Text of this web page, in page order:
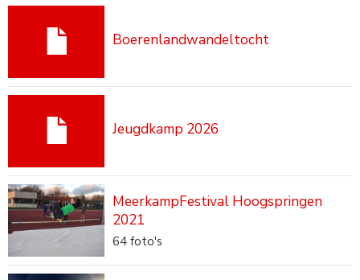
Boerenlandwandeltocht
Jeugdkamp 2026
MeerkampFestival Hoogspringen
2021
64 foto's